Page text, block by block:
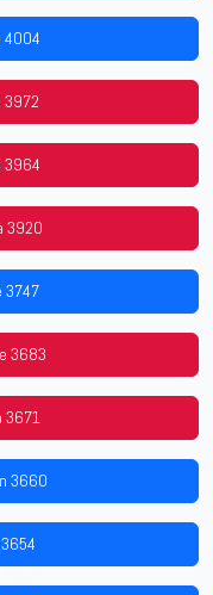
4004
3972
3964
3920
3747
3683
3671
3660